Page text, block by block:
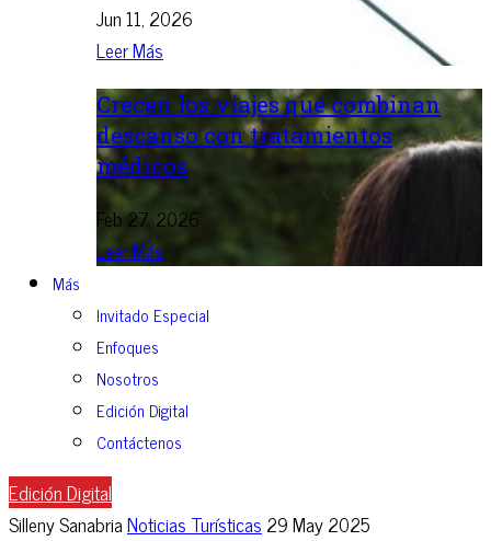
Jun 11, 2026
Leer Más
Crecen los viajes que combinan
descanso con tratamientos
médicos
Feb 27, 2026
Leer Más
Más
Invitado Especial
Enfoques
Nosotros
Edición Digital
Contáctenos
Edición Digital
Silleny SanabriaNoticias Turísticas 29 May 2025